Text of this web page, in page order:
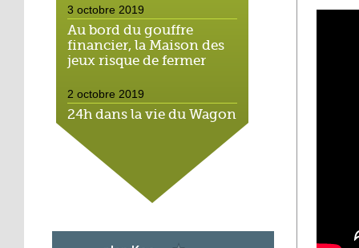
3 octobre 2019
Au bord du gouffre
financier, la Maison des
jeux risque de fermer
2 octobre 2019
24h dans la vie du Wagon
Souk, espace solidaire
2 octobre 2019
Cantine durable : l'école
Michaël montre